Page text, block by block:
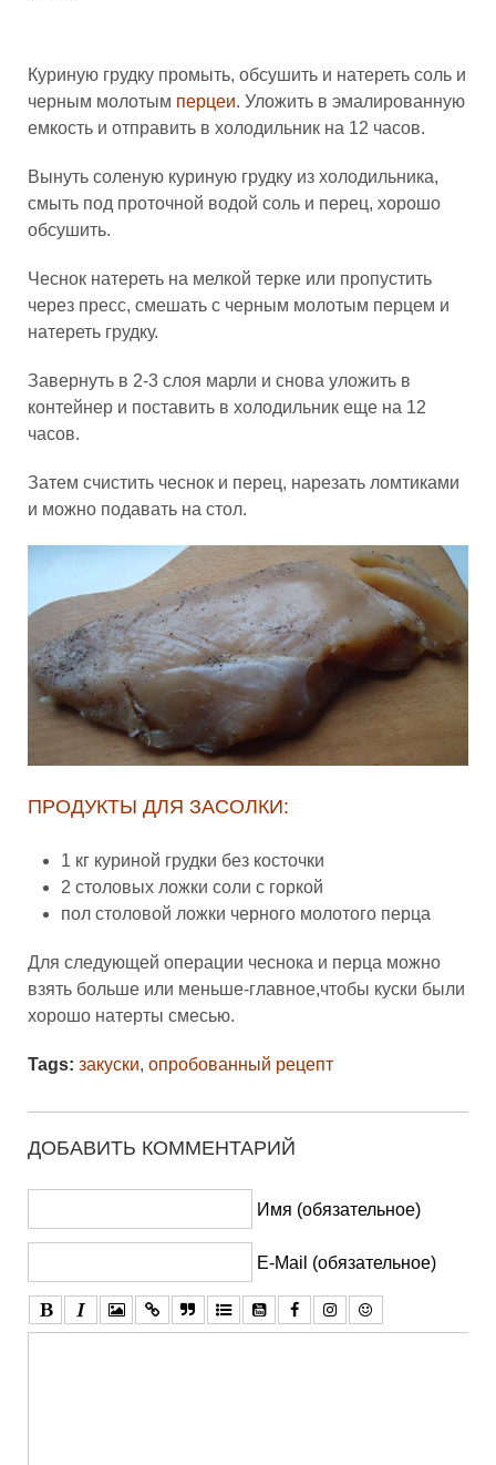
Куриную грудку промыть, обсушить и натереть соль и
черным молотым перцеи. Уложить в эмалированную
емкость и отправить в холодильник на 12 часов.
Вынуть соленую куриную грудку из холодильника,
смыть под проточной водой соль и перец, хорошо
обсушить.
Чеснок натереть на мелкой терке или пропустить
через пресс, смешать с черным молотым перцем и
натереть грудку.
Завернуть в 2-3 слоя марли и снова уложить в
контейнер и поставить в холодильник еще на 12
часов.
Затем счистить чеснок и перец, нарезать ломтиками
и можно подавать на стол.
ПРОДУКТЫ ДЛЯ ЗАСОЛКИ:
1 кг куриной грудки без косточки
2 столовых ложки соли с горкой
пол столовой ложки черного молотого перца
Для следующей операции чеснока и перца можно
взять больше или меньше-главное,чтобы куски были
хорошо натерты смесью.
Tags: закуски, опробованный рецепт
ДОБАВИТЬ КОММЕНТАРИЙ
Имя (обязательное)
E-Mail (обязательное)